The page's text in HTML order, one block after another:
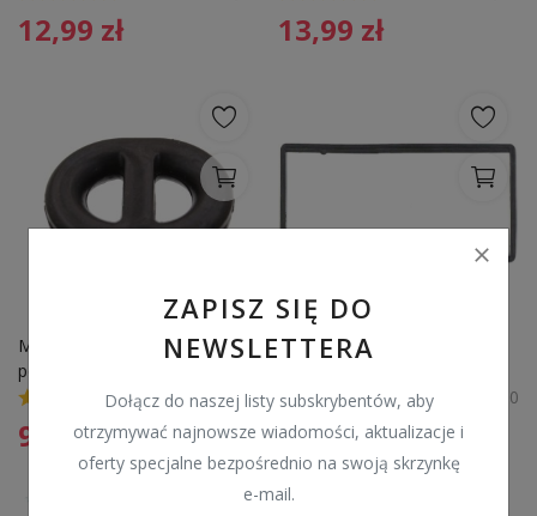
ZAPISZ SIĘ DO
NEWSLETTERA
Dołącz do naszej listy subskrybentów, aby
otrzymywać najnowsze wiadomości, aktualizacje i
oferty specjalne bezpośrednio na swoją skrzynkę
e-mail.
12,99 zł 13,99 zł
Mocowanie obudowy filtra
powietrza FEBI BILSTEIN
44203 6110940385
0
9,99zł
USZCZELKA OBUDOWY
258840 7701049890
RENAULT 1.2 16V
0
75,99zł